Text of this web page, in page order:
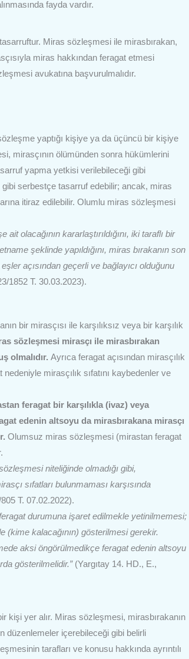
fayda vardır.
Miras sözleşmesi ile mirasbırakan,
miras hakkından feragat etmesi
avukatına başvurulmalıdır.
yaptığı kişiye ya da üçüncü bir kişiye
mirasçının ölümünden sonra hükümlerini
yapma yetkisi verilebileceği gibi
serbestçe tasarruf edebilir; ancak, miras
itiraz edilebilir. Olumlu miras sözleşmesi
olacağının kararlaştırıldığını, iki taraflı bir
şeklinde yapıldığını, miras bırakanın son
açısından geçerli ve bağlayıcı olduğunu
1852 T. 30.03.2023).
bir mirasçısı ile karşılıksız veya bir karşılık
sözleşmesi mirasçı ile mirasbırakan
olmalıdır. Ayrıca feragat açısından mirasçılık
mirasçılık sıfatını kaybedenler ve
feragat bir karşılıkla (ivaz) veya
edenin altsoyu da mirasbırakana mirasçı
Olumsuz miras sözleşmesi (mirastan feragat
niteliğinde olmadığı gibi,
sıfatları bulunmaması karşısında
T. 07.02.2022).
durumuna işaret edilmekle yetinilmemesi;
(kime kalacağının) gösterilmesi gerekir.
aksi öngörülmedikçe feragat edenin altsoyu
gösterilmelidir.”(Yargıtay 14. HD., E.,
kişi yer alır. Miras sözleşmesi, mirasbırakanın
düzenlemeler içerebileceği gibi belirli
tarafları ve konusu hakkında ayrıntılı